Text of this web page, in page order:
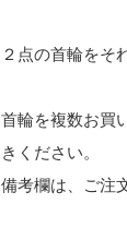
２点の首輪をそ
首輪を複数お買
きください。
備考欄は、ご注